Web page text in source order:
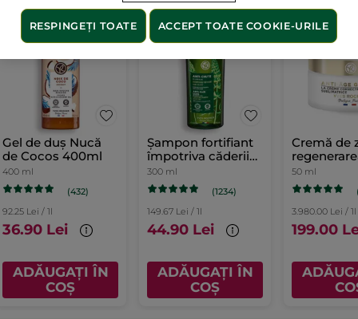
BESTSELLER
Gel de duș Nucă
de Cocos 400ml
400 ml
(432)
92.25 Lei / 1l
36.90 Lei
ADĂUGAȚI ÎN
COȘ
BESTSELLER
Șampon fortifiant
împotriva căderii
părului cu Lupin
Alb
300 ml
(1234)
149.67 Lei / 1l
44.90 Lei
ADĂUGAȚI ÎN
COȘ
BESTSELLER
Cremă de
celulară a
Cutie 50
50 ml
3.980.00 Lei / 1l
199.00
RESPINGEȚI TOATE ACCEPT TOATE COOKIE-URILE